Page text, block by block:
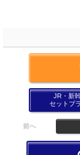
JR・新
セットプ
前へ